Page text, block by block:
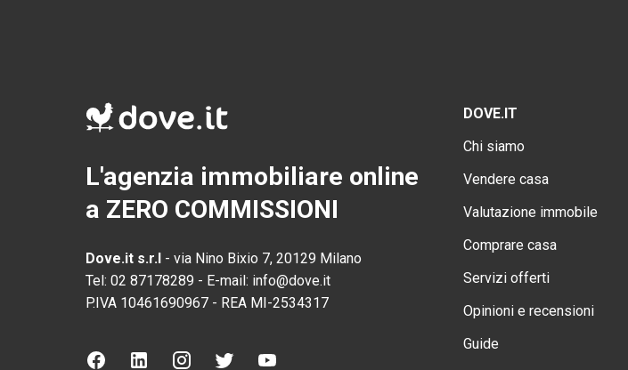
L'agenzia immobiliare online
a ZERO COMMISSIONI
Dove.it s.r.l - via Nino Bixio 7, 20129 Milano
Tel: 02 87178289 - E-mail: info@dove.it
P.IVA 10461690967 - REA MI-2534317
DOVE.IT
Chi siamo
Vendere casa
Valutazione immobile
Comprare casa
Servizi offerti
Opinioni e recensioni
Guide